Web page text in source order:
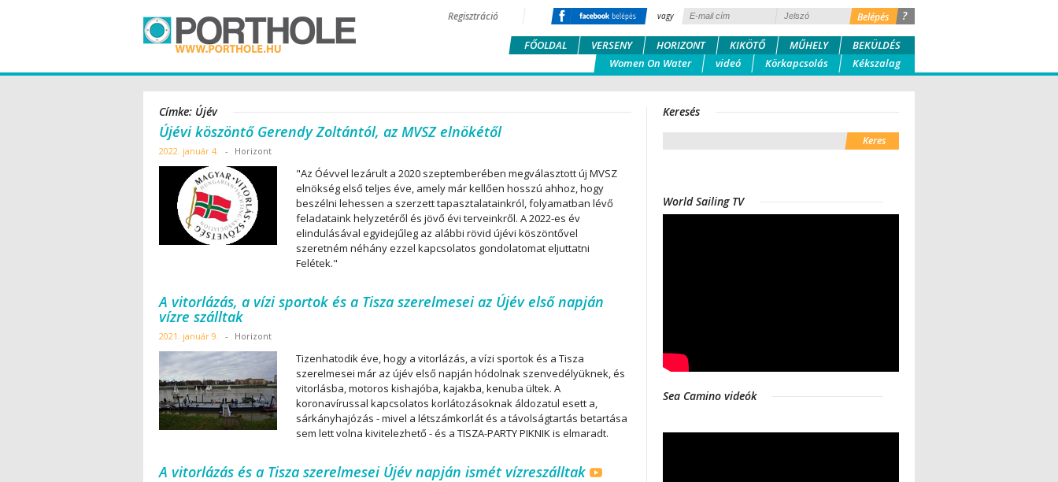
?
vagy
Regisztráció
FŐOLDAL VERSENY HORIZONT KIKÖTŐ MŰHELY
BEKÜLDÉS
Women On Water
videó Körkapcsolás Kékszalag
Címke: Újév
Újévi köszöntő Gerendy Zoltántól, az MVSZ elnökétől
2022. január 4. - Horizont
"Az Óévvel lezárult a 2020 szeptemberében megválasztott új MVSZ
elnökség első teljes éve, amely már kellően hosszú ahhoz, hogy
beszélni lehessen a szerzett tapasztalatainkról, folyamatban lévő
feladataink helyzetéről és jövő évi terveinkről. A 2022-es év
elindulásával egyidejűleg az alábbi rövid újévi köszöntővel
szeretném néhány ezzel kapcsolatos gondolatomat eljuttatni
Felétek."
A vitorlázás, a vízi sportok és a Tisza szerelmesei az Újév első napján
vízre szálltak
2021. január 9. - Horizont
Tizenhatodik éve, hogy a vitorlázás, a vízi sportok és a Tisza
szerelmesei már az újév első napján hódolnak szenvedélyüknek, és
vitorlásba, motoros kishajóba, kajakba, kenuba ültek. A
koronavírussal kapcsolatos korlátozásoknak áldozatul esett a,
sárkányhajózás - mivel a létszámkorlát és a távolságtartás betartása
sem lett volna kivitelezhető - és a TISZA-PARTY PIKNIK is elmaradt.
A vitorlázás és a Tisza szerelmesei Újév napján ismét vízreszálltak
Keresés
World Sailing TV
Sea Camino videók